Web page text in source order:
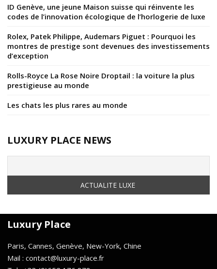
ID Genève, une jeune Maison suisse qui réinvente les
codes de l’innovation écologique de l’horlogerie de luxe
Rolex, Patek Philippe, Audemars Piguet : Pourquoi les
montres de prestige sont devenues des investissements
d’exception
Rolls-Royce La Rose Noire Droptail : la voiture la plus
prestigieuse au monde
Les chats les plus rares au monde
LUXURY PLACE NEWS
Luxury Place
Paris, Cannes, Genève, New-York, Chine
Mail : contact@luxury-place.fr